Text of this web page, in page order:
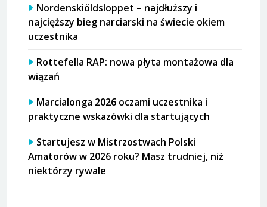
Nordenskiöldsloppet – najdłuższy i
najcięższy bieg narciarski na świecie okiem
uczestnika
Rottefella RAP: nowa płyta montażowa dla
wiązań
Marcialonga 2026 oczami uczestnika i
praktyczne wskazówki dla startujących
Startujesz w Mistrzostwach Polski
Amatorów w 2026 roku? Masz trudniej, niż
niektórzy rywale